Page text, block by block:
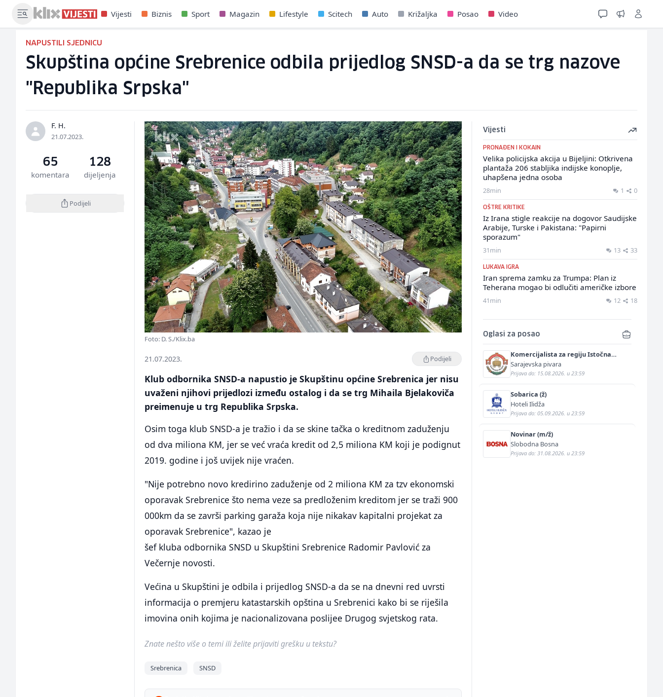
Vijesti Biznis Sport Magazin Lifestyle Scitech Auto Križaljka Posao Video
NAPUSTILI SJEDNICU
Skupština općine Srebrenice odbila prijedlog SNSD-a da se trg nazove
"Republika Srpska"
F. H.
21.07.2023.
65
komentara
128
dijeljenja
Podijeli
Foto: D. S./Klix.ba
21.07.2023. Podijeli
Klub odbornika SNSD-a napustio je Skupštinu općine Srebrenica jer nisu
uvaženi njihovi prijedlozi između ostalog i da se trg Mihaila Bjelakoviča
preimenuje u trg Republika Srpska.
Osim toga klub SNSD-a je tražio i da se skine tačka o kreditnom zaduženju
od dva miliona KM, jer se već vraća kredit od 2,5 miliona KM koji je podignut
2019. godine i još uvijek nije vraćen.
"Nije potrebno novo kredirino zaduženje od 2 miliona KM za tzv ekonomski
oporavak Srebrenice što nema veze sa predloženim kreditom jer se traži 900
000km da se završi parking garaža koja nije nikakav kapitalni projekat za
oporavak Srebrenice", kazao je
šef kluba odbornika SNSD u Skupštini Srebrenice Radomir Pavlović za
Večernje novosti.
Većina u Skupštini je odbila i prijedlog SNSD-a da se na dnevni red uvrsti
informacija o premjeru katastarskih opština u Srebrenici kako bi se riješila
imovina onih kojima je nacionalizovana poslijee Drugog svjetskog rata.
Znate nešto više o temi ili želite prijaviti grešku u tekstu?
Srebrenica SNSD
Vijesti
PRONAĐEN I KOKAIN
Velika policijska akcija u Bijeljini: Otkrivena
plantaža 206 stabljika indijske konoplje,
uhapšena jedna osoba
28min 1 0
OŠTRE KRITIKE
Iz Irana stigle reakcije na dogovor Saudijske
Arabije, Turske i Pakistana: "Papirni
sporazum"
31min 13 33
LUKAVA IGRA
Iran sprema zamku za Trumpa: Plan iz
Teherana mogao bi odlučiti američke izbore
41min 12 18
Oglasi za posao
Komercijalista za regiju Istočna
Bosna (m/ž)
Sarajevska pivara
Prijava do: 15.08.2026. u 23:59
Sobarica (ž)
Hoteli Ilidža
Prijava do: 05.09.2026. u 23:59
Novinar (m/ž)
Slobodna Bosna
Prijava do: 31.08.2026. u 23:59